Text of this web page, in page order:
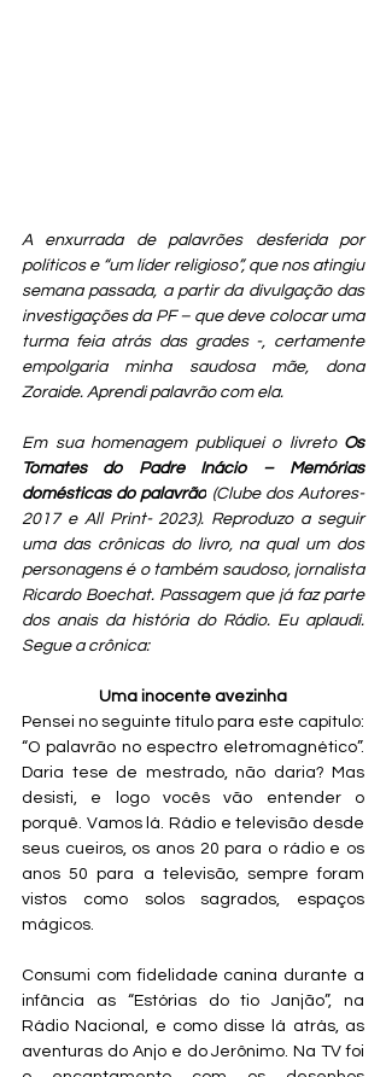
A enxurrada de palavrões desferida por
políticos e “um líder religioso”, que nos atingiu
semana passada, a partir da divulgação das
investigações da PF – que deve colocar uma
turma feia atrás das grades -, certamente
empolgaria minha saudosa mãe, dona
Zoraide. Aprendi palavrão com ela.
Em sua homenagem publiquei o livreto Os
Tomates do Padre Inácio – Memórias
domésticas do palavrão (Clube dos Autores-
2017 e All Print- 2023). Reproduzo a seguir
uma das crônicas do livro, na qual um dos
personagens é o também saudoso, jornalista
Ricardo Boechat. Passagem que já faz parte
dos anais da história do Rádio. Eu aplaudi.
Segue a crônica:
Uma inocente avezinha
Pensei no seguinte título para este capítulo:
“O palavrão no espectro eletromagnético”.
Daria tese de mestrado, não daria? Mas
desisti, e logo vocês vão entender o
porquê. Vamos lá. Rádio e televisão desde
seus cueiros, os anos 20 para o rádio e os
anos 50 para a televisão, sempre foram
vistos como solos sagrados, espaços
mágicos.
Consumi com fidelidade canina durante a
infância as “Estórias do tio Janjão”, na
Rádio Nacional, e como disse lá atrás, as
aventuras do Anjo e do Jerônimo. Na TV foi